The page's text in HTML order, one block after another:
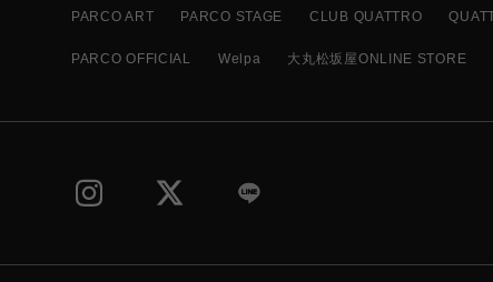
PARCO ART PARCO STAGE CLUB QUATTRO
PARCO OFFICIAL Welpa 大丸松坂屋ONLINE STORE